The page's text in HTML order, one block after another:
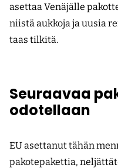
asettaa Venäjälle
niistä aukkoja ja uusia
taas tilkitä.
Seuraavaa
odotellaan
EU asettanut tähän
pakotepakettia,